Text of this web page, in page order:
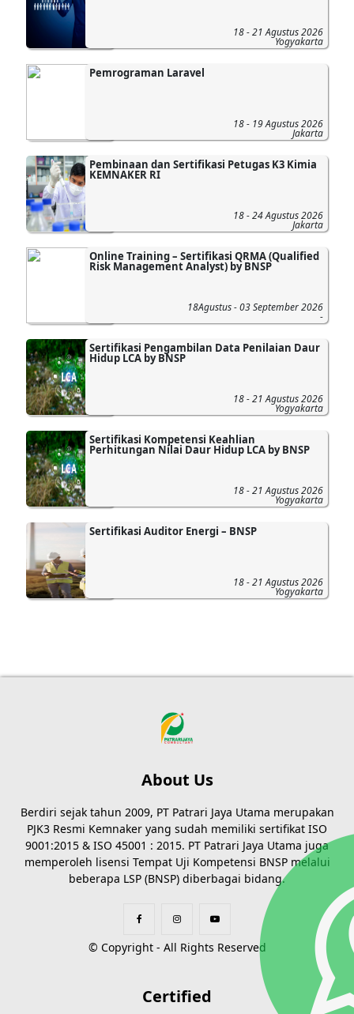
18 - 21 Agustus 2026
Yogyakarta
Pemrograman Laravel
18 - 19 Agustus 2026
Jakarta
Pembinaan dan Sertifikasi Petugas K3 Kimia
KEMNAKER RI
18 - 24 Agustus 2026
Jakarta
Online Training – Sertifikasi QRMA (Qualified
Risk Management Analyst) by BNSP
18Agustus - 03 September 2026
-
Sertifikasi Pengambilan Data Penilaian Daur
Hidup LCA by BNSP
18 - 21 Agustus 2026
Yogyakarta
Sertifikasi Kompetensi Keahlian
Perhitungan Nilai Daur Hidup LCA by BNSP
18 - 21 Agustus 2026
Yogyakarta
Sertifikasi Auditor Energi – BNSP
18 - 21 Agustus 2026
Yogyakarta
About Us
Berdiri sejak tahun 2009, PT Patrari Jaya Utama merupakan
PJK3 Resmi Kemnaker yang sudah memiliki sertifikat ISO
9001:2015 & ISO 45001 : 2015. PT Patrari Jaya Utama juga
memperoleh lisensi Tempat Uji Kompetensi BNSP melalui
beberapa LSP (BNSP) diberbagai bidang.
© Copyright - All Rights Reserved
Certified